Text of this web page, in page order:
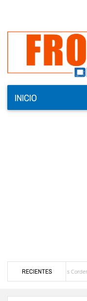
INICIO
RECIENTES
Eugenia Febres Cordero R.